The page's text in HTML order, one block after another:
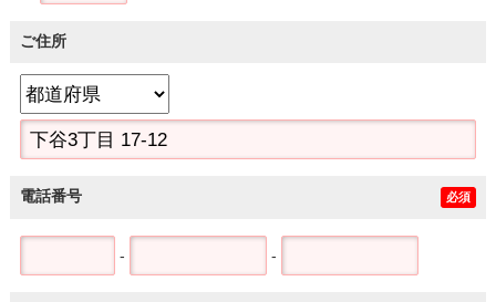
ご住所
電話番号 必須
- -